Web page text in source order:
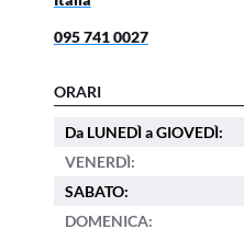
095 741 0027
ORARI
Da LUNEDÌ a GIOVEDÌ:
VENERDÌ:
SABATO:
DOMENICA: